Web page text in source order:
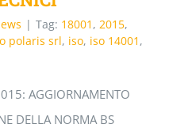
| Tag: 18001 , 2015,
polaris srl, iso, iso 14001 ,
AGGIORNAMENTO
DELLA NORMA BS